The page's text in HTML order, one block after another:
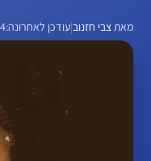
מאתצבי חזנוב|עודכן לאחרונה: